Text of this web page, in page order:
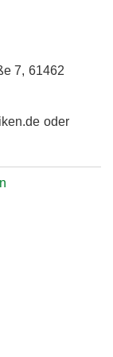
7, 61462
oder